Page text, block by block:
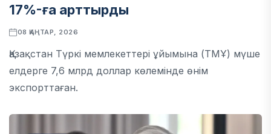
17%-ға арттырды
08 ҚАҢТАР, 2026
Қазақстан Түркі мемлекеттері ұйымына (ТМҰ) мүше
елдерге 7,6 млрд доллар көлемінде өнім
экспорттаған.